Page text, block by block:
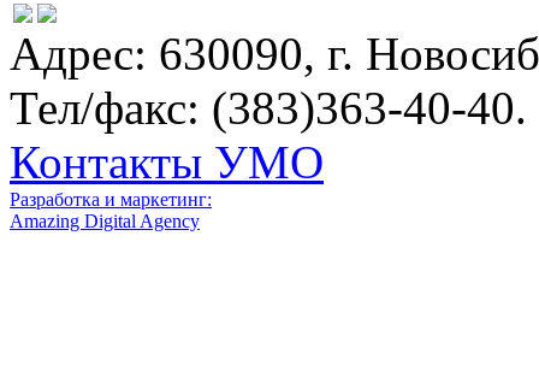
Адрес: 630090, г.
Тел/факс: (383)363-40-40.
Контакты УМО
Разработка и маркетинг:
Amazing Digital Agency